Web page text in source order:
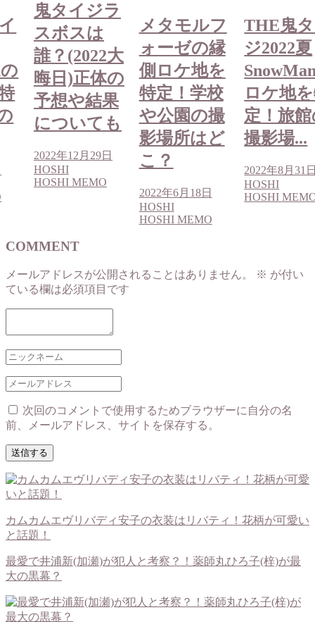
鬼タイジラ
スボスは
誰？(2022大
晦日)正体の
予想や結果
についても
2022年12月29日
HOSHI
HOSHI MEMO
メタモルフ
ォーゼの縁
側ロケ地を
特定！学校
や公園の撮
影場所はど
こ？
2022年6月18日
HOSHI
HOSHI MEMO
THE鬼
ジ2022夏
ロケ地
定！旅
撮影場...
2022年8月31
HOSHI
HOSHI
COMMENT
メールアドレスが公開されることはありません。 ※ が付い
ている欄は必須項目です
次回のコメントで使用するためブラウザーに自分の名
前、メールアドレス、サイトを保存する。
カムカムエヴリバディ安子の衣装はリバティ！花柄が可愛い
と話題！
最愛で井浦新(加瀬)が犯人と考察？！薬師丸ひろ子(梓)が最
大の黒幕？